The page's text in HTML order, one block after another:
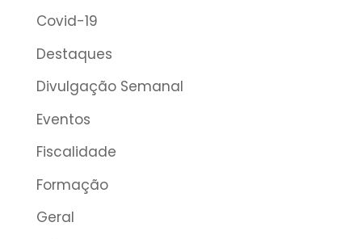
Covid-19
Destaques
Divulgação Semanal
Eventos
Fiscalidade
Formação
Geral